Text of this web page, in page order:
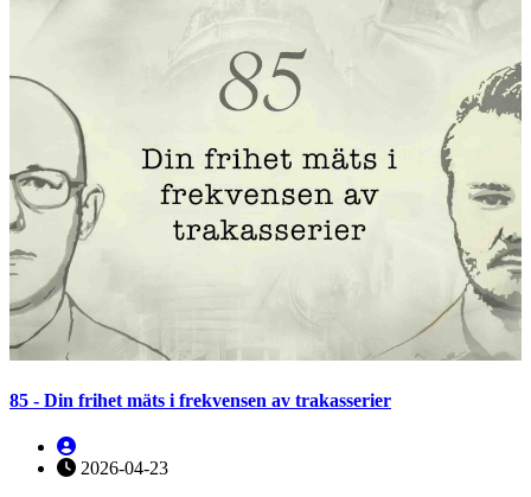
85 - Din frihet mäts i frekvensen av trakasserier
2026-04-23